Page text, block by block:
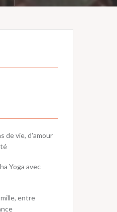
de vie, d'amour
Yoga avec
entre